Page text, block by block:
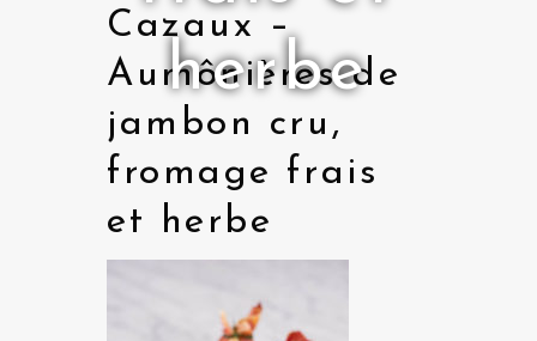
herbe
Cazaux –
Aumônières de
jambon cru,
fromage frais
et herbe